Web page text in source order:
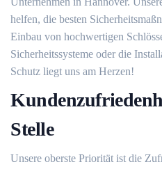
helfen, die besten
Einbau von hochwertigen
Sicherheitssysteme oder die
Schutz liegt uns am Herzen!
Stelle
Unsere oberste Priorität ist die